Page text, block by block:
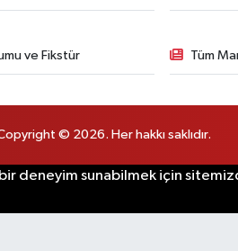
ve Fikstür Tüm
© 2026. Her hakkı saklıdır.
deneyim sunabilmek için